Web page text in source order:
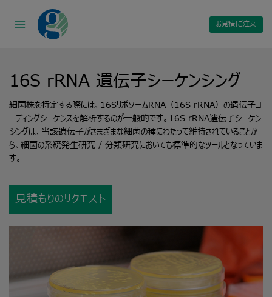
お見積|ご注文
16S rRNA 遺伝子シーケンシング
細菌株を特定する際には、16SリボソームRNA（16S rRNA）の遺伝子コ
ーディングシーケンスを解析するのが一般的です。16S rRNA遺伝子シーケン
シングは、当該遺伝子がさまざまな細菌の種にわたって維持されていることか
ら、細菌の系統発生研究 / 分類研究においても標準的なツールとなっていま
す。
見積もりのリクエスト